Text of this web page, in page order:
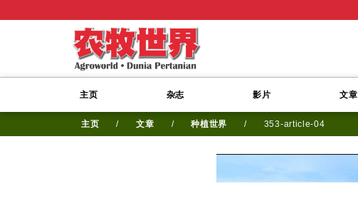
主页 杂志 影片 文章
主页 / 文章 / 种植世界 / 353-article-04